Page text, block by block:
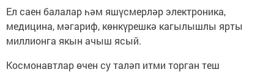
Ел саен балалар һәм яшүсмерләр электроника,
медицина, мәгариф, көнкүрешкә кагылышлы ярты
миллионга якын ачыш ясый.
Космонавтлар өчен су таләп итми торган теш